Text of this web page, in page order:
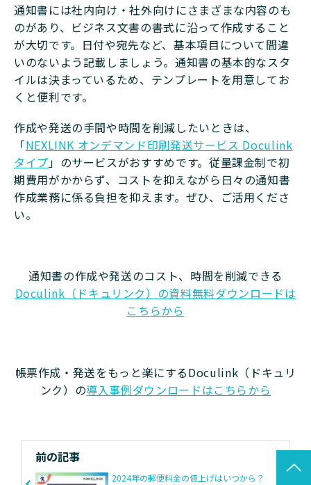
通知書には社内向け・社外向けにさまざまな内容のも
のがあり、ビジネス文書の書式に沿って作成すること
が大切です。日付や宛先など、基本項目について間違
いのないよう記載しましょう。通知書の基本的なスタ
イルは決まっているため、テンプレートを用意してお
くと便利です。
作成や発送の手間や時間を削減したいときは、
「NEXLINK オンデマンド印刷発送サービス Doculink
タイプ」のサービスがおすすめです。従量課金制で初
期費用がかからず、コストを抑えながら日々の通知書
作成業務に係る負担を抑えます。ぜひ、ご活用くださ
い。
通知書の作成や発送のコスト、時間を削減できる
Doculink（ドキュリンク）の資料無料ダウンロードは
こちらから
帳票作成・発送をもっと楽にするDoculink（ドキュリ
ンク）の導入事例ダウンロードはこちらから
前の記事
2024年の郵便料金の値上げはいつから？